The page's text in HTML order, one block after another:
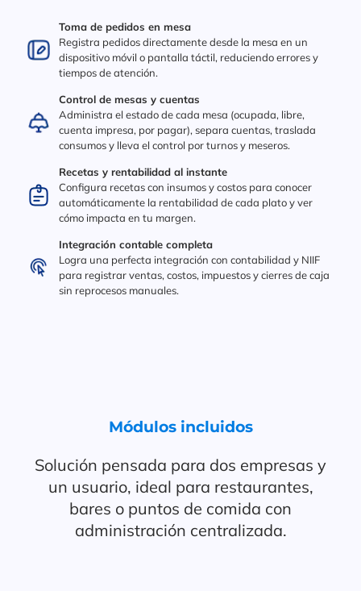
Toma de pedidos en mesa
Registra pedidos directamente desde la mesa en un
dispositivo móvil o pantalla táctil, reduciendo errores y
tiempos de atención.
Control de mesas y cuentas
Administra el estado de cada mesa (ocupada, libre,
cuenta impresa, por pagar), separa cuentas, traslada
consumos y lleva el control por turnos y meseros.
Recetas y rentabilidad al instante
Configura recetas con insumos y costos para conocer
automáticamente la rentabilidad de cada plato y ver
cómo impacta en tu margen.
Integración contable completa
Logra una perfecta integración con contabilidad y NIIF
para registrar ventas, costos, impuestos y cierres de caja
sin reprocesos manuales.
Módulos incluidos
Solución pensada para dos empresas y
un usuario, ideal para restaurantes,
bares o puntos de comida con
administración centralizada.